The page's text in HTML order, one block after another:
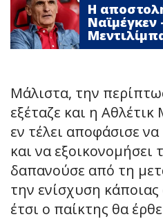
Η
Ναϊμέγκεν
Μάλιστα, την
εξέταζε και η
εν τέλει αποφάσισε
και να
δαπανούσε από τη
την ενίσχυση κάποιας
έτσι ο παίκτης θα